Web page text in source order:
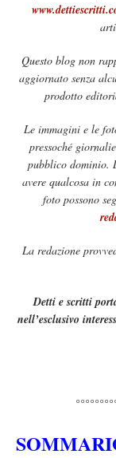
Questo blog non
aggiornato senza
prodotto
Le immagini e le
pressoché
pubblico dominio.
avere qualcosa in
foto possono
La redazione
Detti e scritti
nell’esclusivo